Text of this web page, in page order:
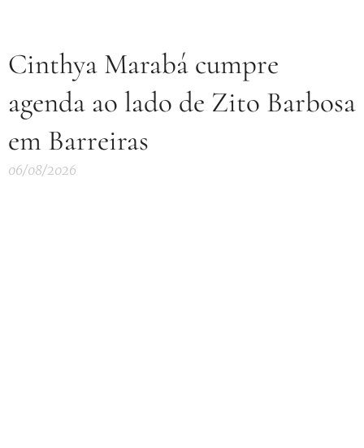
Cinthya Marabá cumpre
agenda ao lado de Zito Barbosa
em Barreiras
06/08/2026